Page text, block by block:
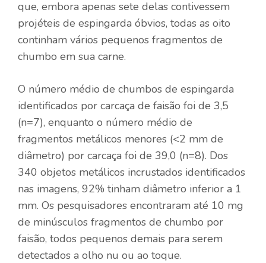
que, embora apenas sete delas contivessem
projéteis de espingarda óbvios, todas as oito
continham vários pequenos fragmentos de
chumbo em sua carne.
O número médio de chumbos de espingarda
identificados por carcaça de faisão foi de 3,5
(n=7), enquanto o número médio de
fragmentos metálicos menores (<2 mm de
diâmetro) por carcaça foi de 39,0 (n=8). Dos
340 objetos metálicos incrustados identificados
nas imagens, 92% tinham diâmetro inferior a 1
mm. Os pesquisadores encontraram até 10 mg
de minúsculos fragmentos de chumbo por
faisão, todos pequenos demais para serem
detectados a olho nu ou ao toque.